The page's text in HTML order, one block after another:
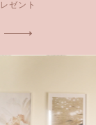
レゼント